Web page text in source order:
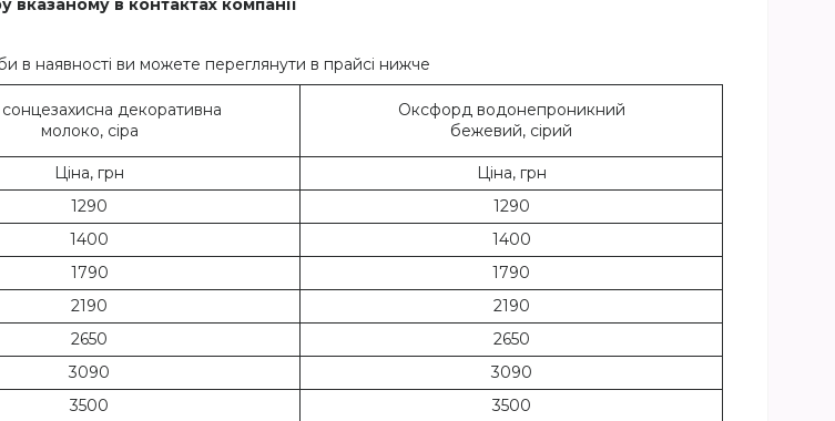
в наявності ви можете переглянути в прайсі нижче
сонцезахисна декоративна
молоко, сіра
Оксфорд водонепроникний
бежевий, сірий
Ціна, грн
Ціна, грн
1290
1290
1400
1400
1790
1790
2190
2190
2650
2650
3090
3090
3500
3500